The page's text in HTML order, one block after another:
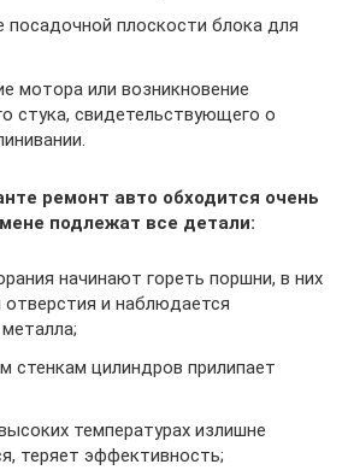
посадочной плоскости блока для
мотора или возникновение
стука, свидетельствующего о
ремонт авто обходится очень
подлежат все детали:
начинают гореть поршни, в них
и наблюдается
стенкам цилиндров прилипает
температурах излишне
теряет эффективность;